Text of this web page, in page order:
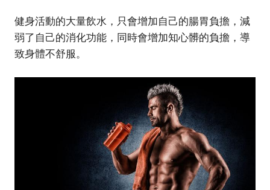
健身活動的大量飲水，只會增加自己的腸胃負擔，減
弱了自己的消化功能，同時會增加知心髒的負擔，導
致身體不舒服。